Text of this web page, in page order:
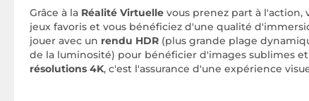
Grâce à la Réalité Virtuelle vous prenez part à
jeux favoris et vous bénéficiez d'une qualité
jouer avec un rendu HDR (plus grande plage
de la luminosité) pour bénéficier d'images sublimes et
résolutions 4K, c'est l'assurance d'une expérience